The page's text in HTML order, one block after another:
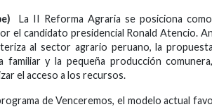
La II Reforma Agraria se posiciona
el candidato presidencial Ronald Atencio.
al sector agrario peruano, la
familiar y la pequeña producción
el acceso a los recursos.
de Venceremos, el modelo actual